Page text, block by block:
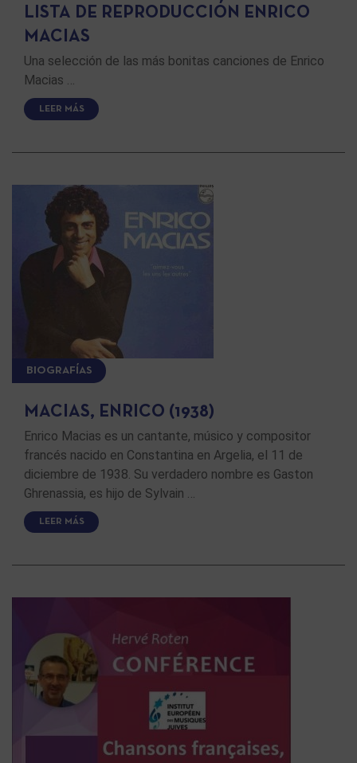
LISTA DE REPRODUCCIÓN ENRICO
MACIAS
Una selección de las más bonitas canciones de Enrico
Macias …
LEER MÁS
BIOGRAFÍAS
MACIAS, ENRICO (1938)
Enrico Macias es un cantante, músico y compositor
francés nacido en Constantina en Argelia, el 11 de
diciembre de 1938. Su verdadero nombre es Gaston
Ghrenassia, es hijo de Sylvain …
LEER MÁS